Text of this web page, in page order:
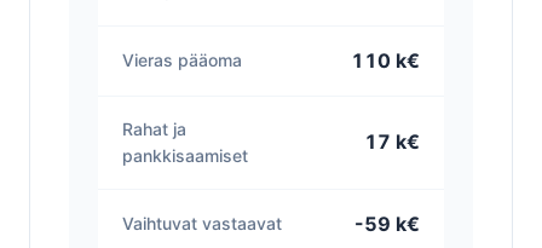
Vieras pääoma 110 k€
Rahat ja
pankkisaamiset
17 k€
Vaihtuvat vastaavat -59 k€